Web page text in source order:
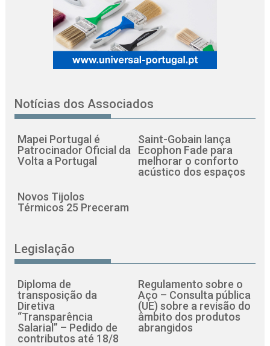
Notícias dos Associados
Mapei Portugal é
Patrocinador Oficial da
Volta a Portugal
Saint-Gobain lança
Ecophon Fade para
melhorar o conforto
acústico dos espaços
Novos Tijolos
Térmicos 25 Preceram
Legislação
Diploma de
transposição da
Diretiva
“Transparência
Salarial” – Pedido de
contributos até 18/8
Regulamento sobre o
Aço – Consulta pública
(UE) sobre a revisão do
âmbito dos produtos
abrangidos